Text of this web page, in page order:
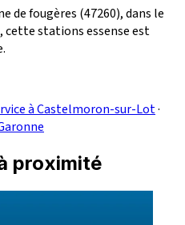
de fougères (47260), dans le
, cette stations essense est
à Castelmoron-sur-Lot·
proximité